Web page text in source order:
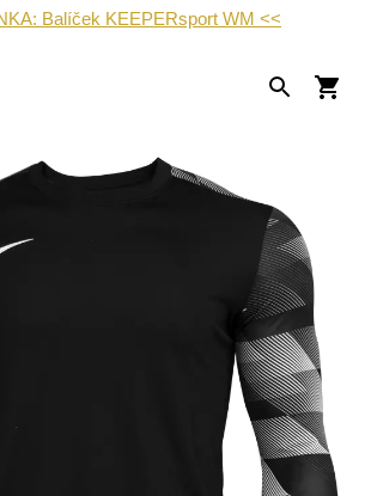
Balíček KEEPERsport WM <<